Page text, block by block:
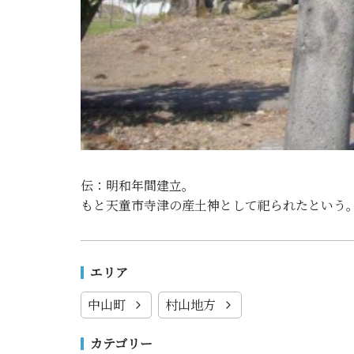
伝：明和年間建立。
もと天童市寺津の産土神として祀られたという
エリア
中山町
村山地方
カテゴリー